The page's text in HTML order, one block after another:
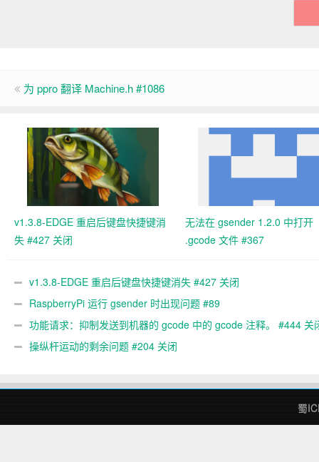
为 ppro 翻译 Machine.h #1086
v1.3.8-EDGE 重启后键盘快捷键消
失 #427 关闭
无法在 gsender 1.2.0 中打开
.gcode 文件 #367
v1.3.8-EDGE 重启后键盘快捷键消失 #427 关闭
RaspberryPi 运行 gsender 时出现问题 #89
功能请求：抑制发送到机器的 gcode 中的 gcode 注释。 #444 关
操纵杆运动的剩余问题 #204 关闭
蜀